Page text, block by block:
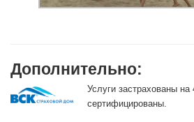
Дополнительно:
Услуги застрахованы
сертифицированы.